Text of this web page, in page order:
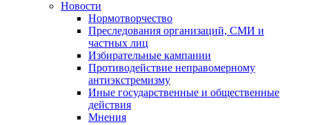
Новости
Нормотворчество
Преследования организаций, СМИ и
частных лиц
Избирательные кампании
Противодействие неправомерному
антиэкстремизму
Иные государственные и общественные
действия
Мнения